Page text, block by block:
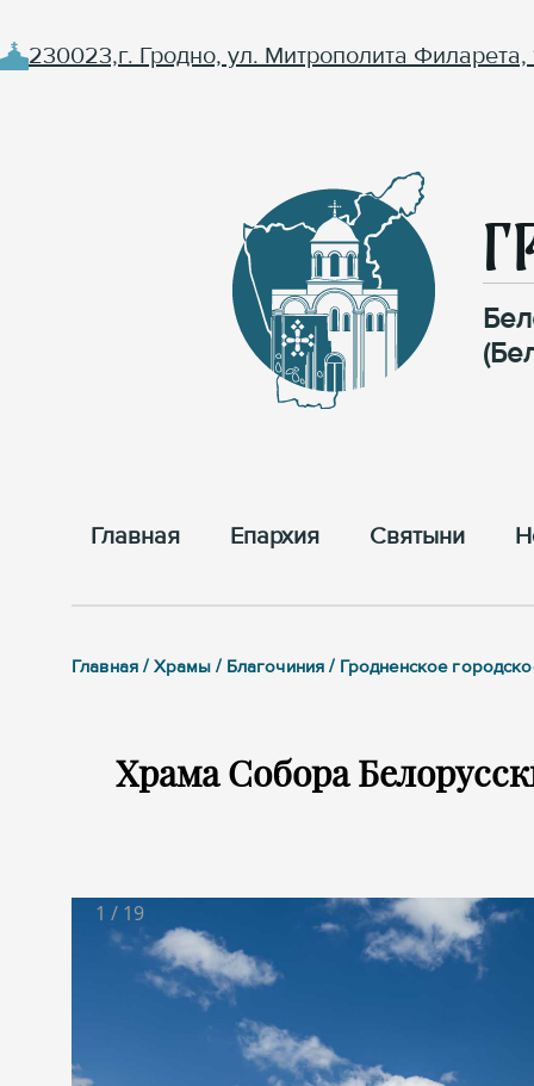
230023,г. Гродно, ул. Митрополита Филарета,
Главная Епархия Cвятыни
Главная / Храмы / Благочиния / Гродненское
Храма Собора
1 / 19